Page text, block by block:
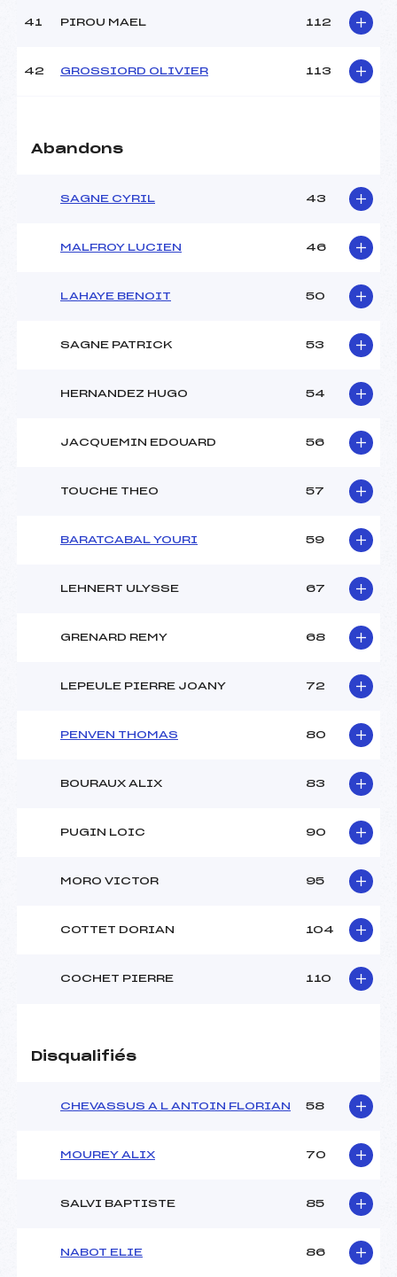
41 PIROU MAEL 112
42 GROSSIORD OLIVIER 113
Abandons
SAGNE CYRIL 43
MALFROY LUCIEN 46
LAHAYE BENOIT 50
SAGNE PATRICK 53
HERNANDEZ HUGO 54
JACQUEMIN EDOUARD 56
TOUCHE THEO 57
BARATCABAL YOURI 59
LEHNERT ULYSSE 67
GRENARD REMY 68
LEPEULE PIERRE JOANY 72
PENVEN THOMAS 80
BOURAUX ALIX 83
PUGIN LOIC 90
MORO VICTOR 95
COTTET DORIAN 104
COCHET PIERRE 110
Disqualifiés
CHEVASSUS A L ANTOIN FLORIAN 58
MOUREY ALIX 70
SALVI BAPTISTE 85
NABOT ELIE 86